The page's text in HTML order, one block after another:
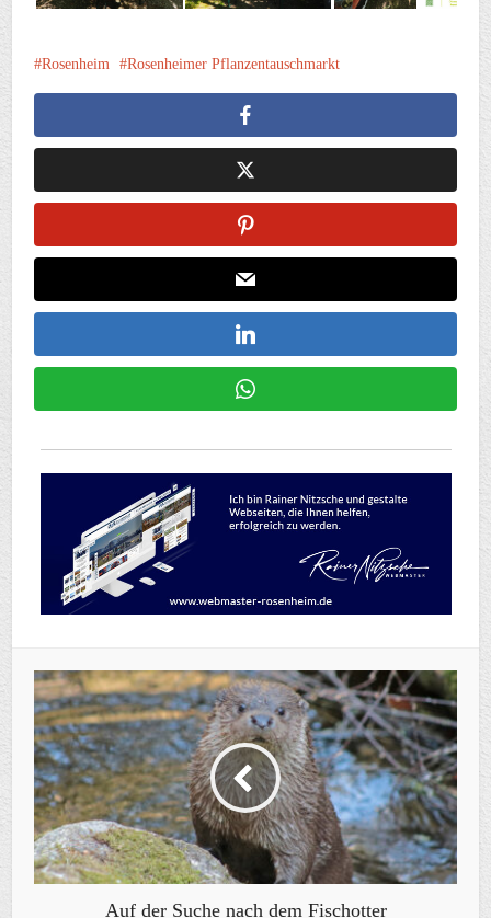
Rosenheim Rosenheimer Pflanzentauschmarkt
Auf der Suche nach dem Fischotter